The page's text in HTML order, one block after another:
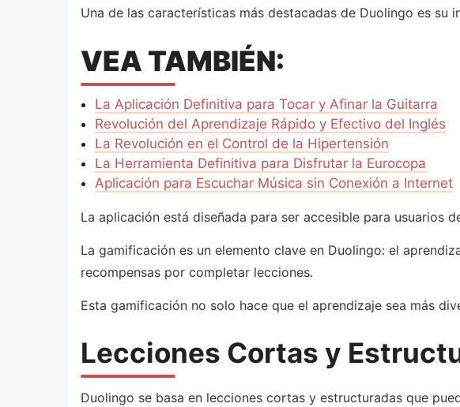
Una de las características más destacadas de Duolingo es su
VEA TAMBIÉN:
La Aplicación Definitiva para Tocar y Afinar la Guitarra
Revolución del Aprendizaje Rápido y Efectivo del Inglés
La Revolución en el Control de la Hipertensión
La Herramienta Definitiva para Disfrutar la Eurocopa
Aplicación para Escuchar Música sin Conexión a Internet
La aplicación está diseñada para ser accesible para usuarios
La gamificación es un elemento clave en Duolingo: el
recompensas por completar lecciones.
Esta gamificación no solo hace que el aprendizaje sea más
Lecciones Cortas y
Duolingo se basa en lecciones cortas y estructuradas que